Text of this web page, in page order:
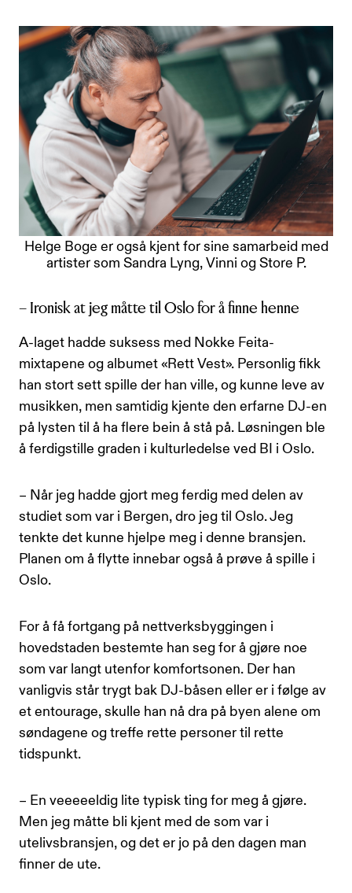
Helge Boge er også kjent for sine samarbeid med
artister som Sandra Lyng, Vinni og Store P.
– Ironisk at jeg måtte til Oslo for å finne henne
A-laget hadde suksess med Nokke Feita-
mixtapene og albumet «Rett Vest». Personlig fikk
han stort sett spille der han ville, og kunne leve av
musikken, men samtidig kjente den erfarne DJ-en
på lysten til å ha flere bein å stå på. Løsningen ble
å ferdigstille graden i kulturledelse ved BI i Oslo.
– Når jeg hadde gjort meg ferdig med delen av
studiet som var i Bergen, dro jeg til Oslo. Jeg
tenkte det kunne hjelpe meg i denne bransjen.
Planen om å flytte innebar også å prøve å spille i
Oslo.
For å få fortgang på nettverksbyggingen i
hovedstaden bestemte han seg for å gjøre noe
som var langt utenfor komfortsonen. Der han
vanligvis står trygt bak DJ-båsen eller er i følge av
et entourage, skulle han nå dra på byen alene om
søndagene og treffe rette personer til rette
tidspunkt.
– En veeeeeldig lite typisk ting for meg å gjøre.
Men jeg måtte bli kjent med de som var i
utelivsbransjen, og det er jo på den dagen man
finner de ute.